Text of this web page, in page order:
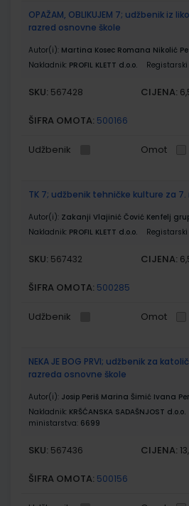
OPAŽAM, OBLIKUJEM 7; udžbenik iz
razred osnovne škole
Autor(i): Martina Kosec Romana Nikolić
Nakladnik: PROFIL KLETT d.o.o.
SKU: 567428 CIJENA:
ŠIFRA OMOTA: 500166
Udžbenik Omot
TK 7; udžbenik tehničke kulture za
Autor(i): Zakanji Vlajinić Čović Kenfelj
Nakladnik: PROFIL KLETT d.o.o.
SKU: 567432 CIJENA:
ŠIFRA OMOTA: 500285
Udžbenik Omot
NEKA JE BOG PRVI; udžbenik za
razreda osnovne škole
Autor(i): Josip Periš Marina Šimić Ivana
Nakladnik: KRŠĆANSKA SADAŠNJOST d.o.o.
ministarstva: 6699
SKU: 567436 CIJENA:
ŠIFRA OMOTA: 500156